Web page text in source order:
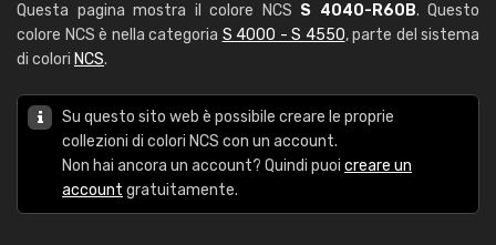
Questa pagina mostra il colore NCS S 4040-R60B. Questo
colore NCS è nella categoria S 4000 - S 4550, parte del sistema
di colori NCS.
Su questo sito web è possibile creare le proprie
collezioni di colori NCS con un account.
Non hai ancora un account? Quindi puoi creare un
account gratuitamente.